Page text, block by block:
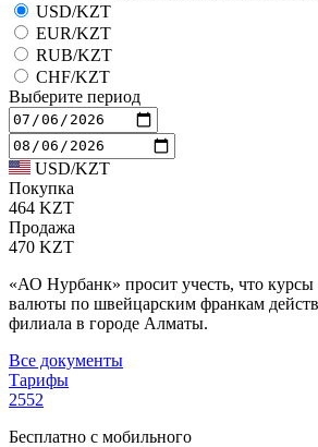
USD/KZT
EUR/KZT
RUB/KZT
CHF/KZT
Выберите период
USD/KZT
Покупка
464 KZT
Продажа
470 KZT
«АО Нурбанк» просит учесть, что
валюты по швейцарским франкам
филиала в городе Алматы.
Все документы
Тарифы
2552
Бесплатно с мобильного